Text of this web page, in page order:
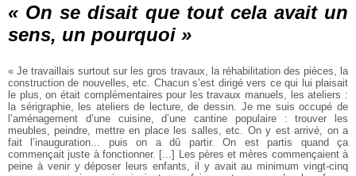
« On se disait que tout cela avait un
sens, un pourquoi »
« Je travaillais surtout sur les gros travaux, la réhabilitation des pièces, la
construction de nouvelles, etc. Chacun s’est dirigé vers ce qui lui plaisait
le plus, on était complémentaires pour les travaux manuels, les ateliers :
la sérigraphie, les ateliers de lecture, de dessin. Je me suis occupé de
l’aménagement d’une cuisine, d’une cantine populaire : trouver les
meubles, peindre, mettre en place les salles, etc. On y est arrivé, on a
fait l’inauguration... puis on a dû partir. On est partis quand ça
commençait juste à fonctionner. [...] Les pères et mères commençaient à
peine à venir y déposer leurs enfants, il y avait au minimum vingt-cinq